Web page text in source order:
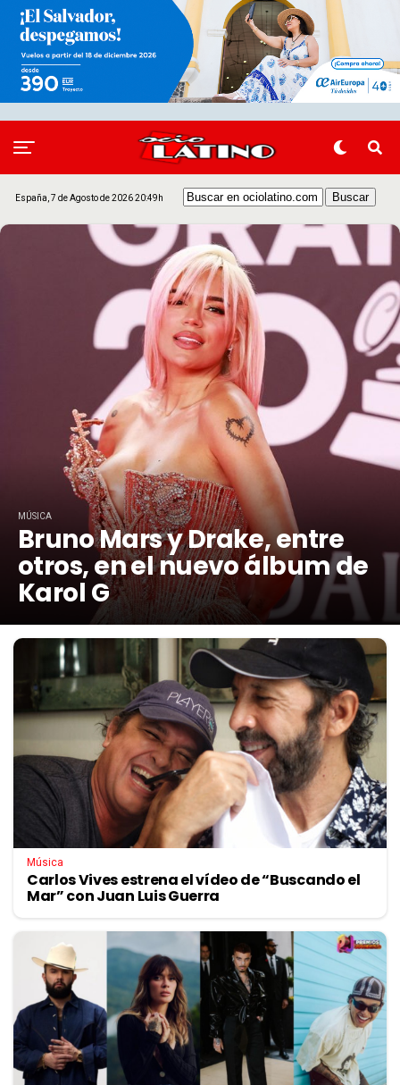
España, 7 de Agosto de 2026 20:49h
MÚSICA
Bruno Mars y Drake, entre
otros, en el nuevo álbum de
Karol G
Música
Carlos Vives estrena el vídeo de “Buscando el
Mar” con Juan Luis Guerra